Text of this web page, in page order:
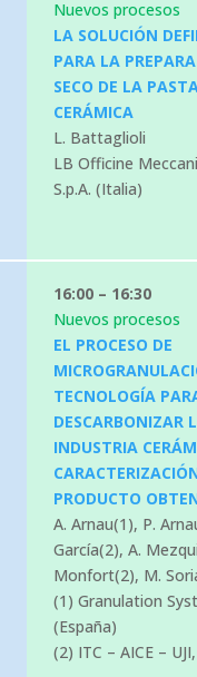
Nuevos procesos
LA SOLUCIÓN
PARA LA
SECO DE LA
CERÁMICA
L. Battaglioli
LB Officine
S.p.A. (Italia)
16:00 – 16:30
Nuevos procesos
EL PROCESO DE
TECNOLOGÍA
DESCARBONIZAR
INDUSTRIA
PRODUCTO
A. Arnau(1), P.
García(2), A.
Monfort(2), M.
(1) Granulation
(España)
(2) ITC – AICE –